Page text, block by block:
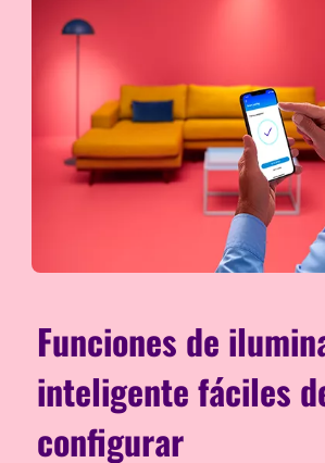
Funciones de
inteligente fáciles
configurar